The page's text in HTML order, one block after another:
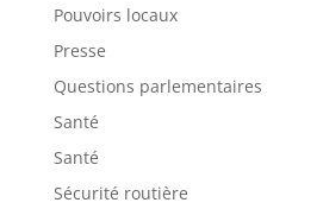
Pouvoirs locaux
Presse
Questions parlementaires
Santé
Santé
Sécurité routière